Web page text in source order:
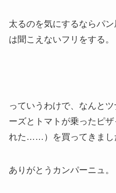
太るのを気にするならパ
は聞こえないフリをする。
っていうわけで、なんと
ーズとトマトが乗ったピ
れた……）を買ってきまし
ありがとうカンパーニュ。